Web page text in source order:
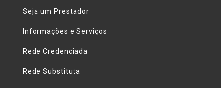
Seja um Prestador
Informações e Serviços
Rede Credenciada
Rede Substituta